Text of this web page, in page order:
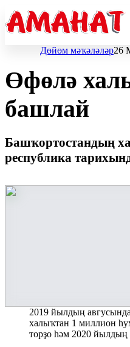
Дөйөм мәҡәләләр26
Өфөлә
башлай
Башҡортостандың
республика
2019 йылдың
халыҡтан 1 миллион
торҙо һәм 2020 йылдың